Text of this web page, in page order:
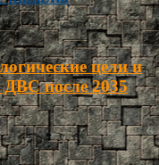
цели и
ДВС после 2035